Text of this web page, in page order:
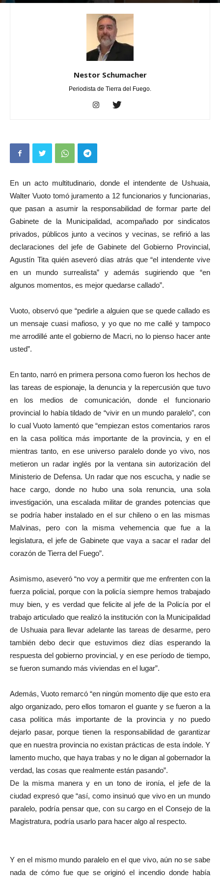
Por Nestor Schumacher - septiembre 11, 2023 0
Nestor Schumacher
Periodista de Tierra del Fuego.
En un acto multitudinario, donde el intendente de Ushuaia,
Walter Vuoto tomó juramento a 12 funcionarios y funcionarias,
que pasan a asumir la responsabilidad de formar parte del
Gabinete de la Municipalidad, acompañado por sindicatos
privados, públicos junto a vecinos y vecinas, se refirió a las
declaraciones del jefe de Gabinete del Gobierno Provincial,
Agustín Tita quién aseveró días atrás que “el intendente vive
en un mundo surrealista” y además sugiriendo que “en
algunos momentos, es mejor quedarse callado”.
Vuoto, observó que “pedirle a alguien que se quede callado es
un mensaje cuasi mafioso, y yo que no me callé y tampoco
me arrodillé ante el gobierno de Macri, no lo pienso hacer ante
usted”.
En tanto, narró en primera persona como fueron los hechos de
las tareas de espionaje, la denuncia y la repercusión que tuvo
en los medios de comunicación, donde el funcionario
provincial lo había tildado de “vivir en un mundo paralelo”, con
lo cual Vuoto lamentó que “empiezan estos comentarios raros
en la casa política más importante de la provincia, y en el
mientras tanto, en ese universo paralelo donde yo vivo, nos
metieron un radar inglés por la ventana sin autorización del
Ministerio de Defensa. Un radar que nos escucha, y nadie se
hace cargo, donde no hubo una sola renuncia, una sola
investigación, una escalada militar de grandes potencias que
se podría haber instalado en el sur chileno o en las mismas
Malvinas, pero con la misma vehemencia que fue a la
legislatura, el jefe de Gabinete que vaya a sacar el radar del
corazón de Tierra del Fuego”.
Asimismo, aseveró “no voy a permitir que me enfrenten con la
fuerza policial, porque con la policía siempre hemos trabajado
muy bien, y es verdad que felicite al jefe de la Policía por el
trabajo articulado que realizó la institución con la Municipalidad
de Ushuaia para llevar adelante las tareas de desarme, pero
también debo decir que estuvimos diez días esperando la
respuesta del gobierno provincial, y en ese período de tiempo,
se fueron sumando más viviendas en el lugar”.
Además, Vuoto remarcó “en ningún momento dije que esto era
algo organizado, pero ellos tomaron el guante y se fueron a la
casa política más importante de la provincia y no puedo
dejarlo pasar, porque tienen la responsabilidad de garantizar
que en nuestra provincia no existan prácticas de esta índole. Y
lamento mucho, que haya trabas y no le digan al gobernador la
verdad, las cosas que realmente están pasando”.
De la misma manera y en un tono de ironía, el jefe de la
ciudad expresó que “así, como insinuó que vivo en un mundo
paralelo, podría pensar que, con su cargo en el Consejo de la
Magistratura, podría usarlo para hacer algo al respecto.
Y en el mismo mundo paralelo en el que vivo, aún no se sabe
nada de cómo fue que se originó el incendio donde había